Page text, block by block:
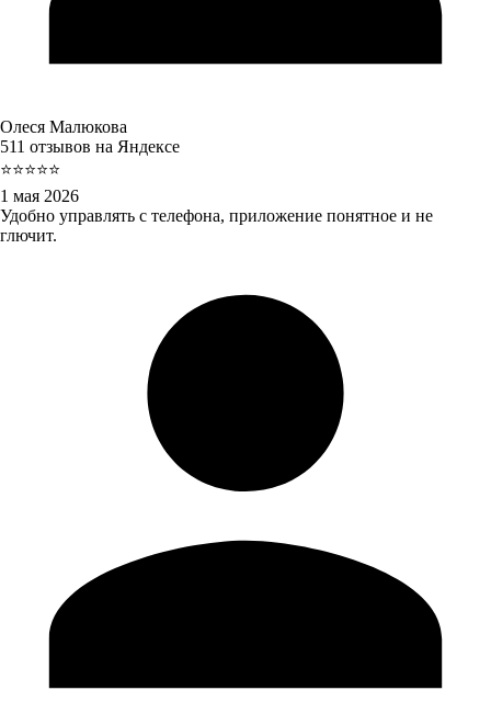
Олеся Малюкова
511 отзывов на Яндексе
⭐⭐⭐⭐⭐
1 мая 2026
Удобно управлять с телефона, приложение понятное и не
глючит.